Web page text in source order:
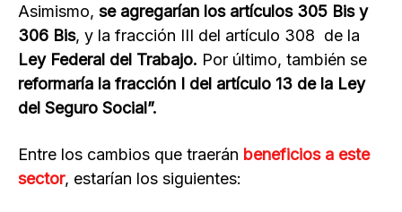
Asimismo, se agregarían los artículos 305 Bis y
306 Bis, y la fracción III del artículo 308 de la
Ley Federal del Trabajo. Por último, también se
reformaría la fracción I del artículo 13 de la Ley
del Seguro Social”.
Entre los cambios que traerán beneficios a este
sector, estarían los siguientes: